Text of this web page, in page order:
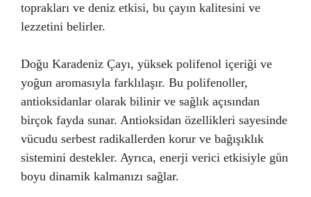
toprakları ve deniz etkisi, bu çayın kalitesini ve
lezzetini belirler.
Doğu Karadeniz Çayı, yüksek polifenol içeriği ve
yoğun aromasıyla farklılaşır. Bu polifenoller,
antioksidanlar olarak bilinir ve sağlık açısından
birçok fayda sunar. Antioksidan özellikleri sayesinde
vücudu serbest radikallerden korur ve bağışıklık
sistemini destekler. Ayrıca, enerji verici etkisiyle gün
boyu dinamik kalmanızı sağlar.